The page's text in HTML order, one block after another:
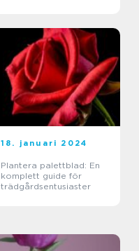
18. januari 2024
Plantera palettblad: En
komplett guide för
trädgårdsentusiaster